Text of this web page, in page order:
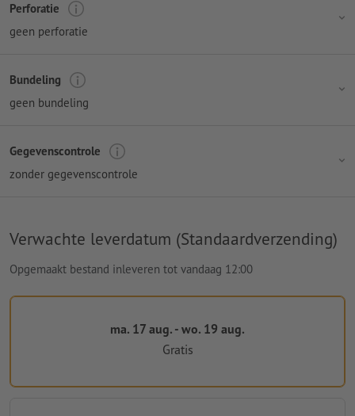
Perforatie
geen perforatie
Bundeling
geen bundeling
Gegevenscontrole
zonder gegevenscontrole
Verwachte leverdatum (Standaardverzending)
Opgemaakt bestand inleveren tot vandaag 12:00
ma. 17 aug. - wo. 19 aug.
Gratis